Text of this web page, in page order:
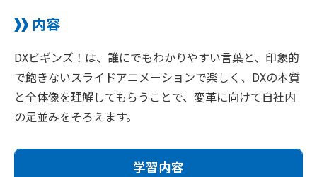
内容
DXビギンズ！は、誰にでもわかりやすい言葉と、印象的
で飽きないスライドアニメーションで楽しく、DXの本質
と全体像を理解してもらうことで、変革に向けて自社内
の足並みをそろえます。
学習内容